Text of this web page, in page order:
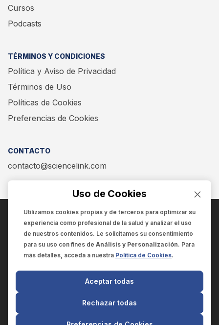
Cursos
Podcasts
TÉRMINOS Y CONDICIONES
Política y Aviso de Privacidad
Términos de Uso
Políticas de Cookies
Preferencias de Cookies
CONTACTO
contacto@sciencelink.com
ENCUÉNTRANOS EN:
SCIENCELINK
SCILINK COMUNICACIÓN CIENTÍFICA SC
El contenido y la información de este sitio web es exclusivo
para profesionales de la salud.
Uso de Cookies
Utilizamos cookies propias y de terceros para optimizar su
experiencia como profesional de la salud y analizar el uso
de nuestros contenidos. Le solicitamos su consentimiento
para su uso con fines de Análisis y Personalización. Para
más detalles, acceda a nuestra Política de Cookies.
Rechazar todas
Aceptar todas